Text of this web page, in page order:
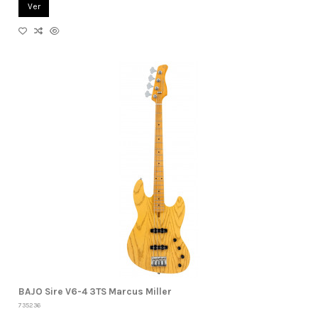
Ver
BAJO Sire V6-4 3TS Marcus Miller
735236